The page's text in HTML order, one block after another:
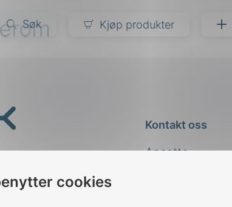
cookies
Søk Kjøp produkter
Kontakt oss
Ansatte